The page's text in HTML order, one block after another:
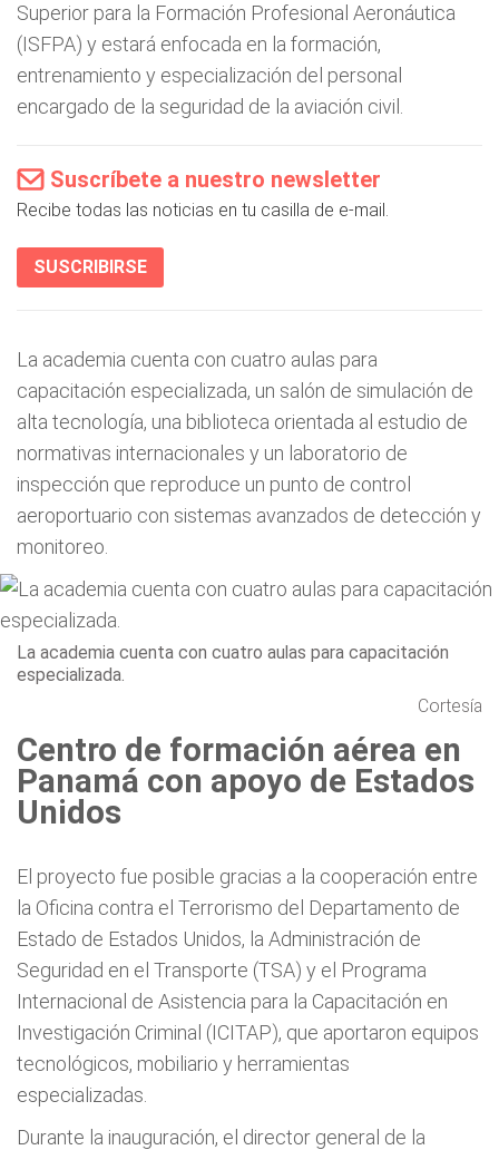
Superior para la Formación Profesional Aeronáutica
(ISFPA) y estará enfocada en la formación,
entrenamiento y especialización del personal
encargado de la seguridad de la aviación civil.
Suscríbete a nuestro newsletter
Recibe todas las noticias en tu casilla de e-mail.
SUSCRIBIRSE
La academia cuenta con cuatro aulas para
capacitación especializada, un salón de simulación de
alta tecnología, una biblioteca orientada al estudio de
normativas internacionales y un laboratorio de
inspección que reproduce un punto de control
aeroportuario con sistemas avanzados de detección y
monitoreo.
La academia cuenta con cuatro aulas para capacitación
especializada.
Cortesía
Centro de formación aérea en
Panamá con apoyo de Estados
Unidos
El proyecto fue posible gracias a la cooperación entre
la Oficina contra el Terrorismo del Departamento de
Estado de Estados Unidos, la Administración de
Seguridad en el Transporte (TSA) y el Programa
Internacional de Asistencia para la Capacitación en
Investigación Criminal (ICITAP), que aportaron equipos
tecnológicos, mobiliario y herramientas
especializadas.
Durante la inauguración, el director general de la